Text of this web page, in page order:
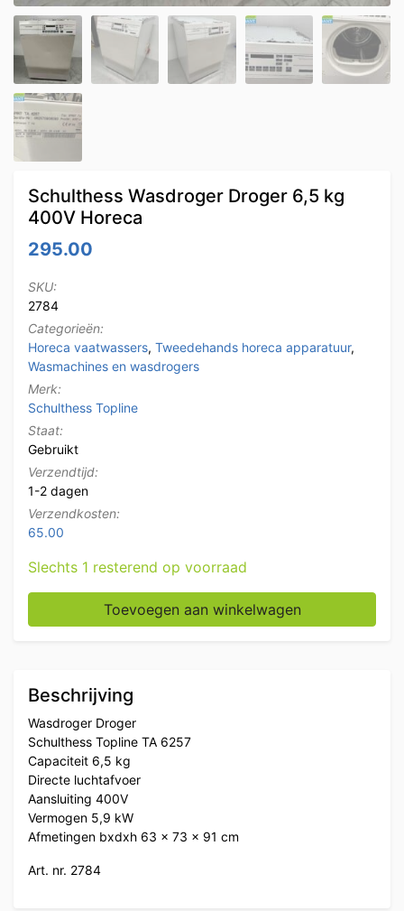
Schulthess Wasdroger Droger 6,5 kg
400V Horeca
295.00
SKU:
2784
Categorieën:
Horeca vaatwassers, Tweedehands horeca apparatuur,
Wasmachines en wasdrogers
Merk:
Schulthess Topline
Staat:
Gebruikt
Verzendtijd:
1-2 dagen
Verzendkosten:
65.00
Slechts 1 resterend op voorraad
Schulthess Wasdroger Droger 6,5 kg 400V Horeca
Toevoegen aan winkelwagen
Beschrijving
Wasdroger Droger
Schulthess Topline TA 6257
Capaciteit 6,5 kg
Directe luchtafvoer
Aansluiting 400V
Vermogen 5,9 kW
Afmetingen bxdxh 63 x 73 x 91 cm
Art. nr. 2784